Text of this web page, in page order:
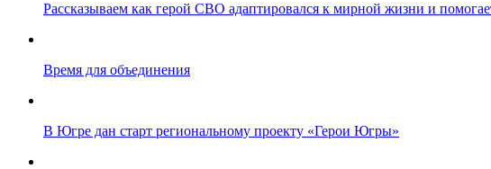
Рассказываем как герой СВО адаптировался к мирной жизни и
Время для объединения
В Югре дан старт региональному проекту «Герои Югры»